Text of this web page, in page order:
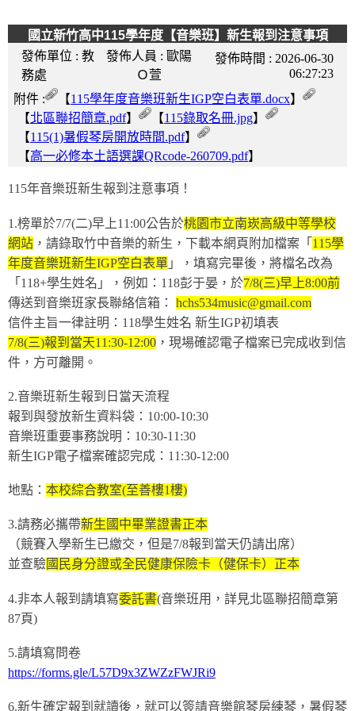
國立新竹高中115學年度【音樂班】新生報到注意事項
發佈單位 : 教
務處
發佈人員 : 歐陽
Ｏ萱
發佈時間 : 2026-06-30
06:27:23
附件 :
【115學年度音樂班新生IGP空白表單.docx】
【北區聯招簡章.pdf】 【115錄取名冊.jpg】
【115(1)暑假琴房開放時間.pdf】
【高一必修本土語選課QRcode-260709.pdf】
115年音樂班新生報到注意事項！
1.榜單於7/7(二)早上11:00公告於桃園市立南崁高級中等學校
網站 ，請錄取竹中音樂的新生，下載本網頁附加檔案「 115學
年度音樂班新生IGP空白表單 」，填寫完畢後，將檔名改為
「118+學生姓名」，例如：118彭于晏，於7/8(三)早上8:00前
傳送到音樂班家長聯絡信箱： hchs534music@gmail.com
信件主旨一律註明：118學生姓名 新生IGP初填表
7/8(三)報到當天11:30-12:00 ，現場確認電子檔案已完成收到信
件，方可離開。
2.音樂班新生報到日當天流程
報到與發放新生資料袋：10:00-10:30
音樂班重要事務說明：10:30-11:30
新生IGP電子檔案確認完成：11:30-12:00
地點： 本校綜合教室(至善樓1樓)
3.請務必攜帶新生國中畢業證書正本
（競賽入學新生已繳交，但是7/8報到當天仍請出席）
並查驗國民身分證或全民健康保險卡（健保卡）正本
4.非本人報到請填寫委託書(音樂班用，詳見北區聯招簡章第
87頁)
5.請填寫問卷
https://forms.gle/L57D9x3ZWZzFWJRi9
6.新生確定報到就讀後，就可以簽請音樂館琴房練琴，暑假琴